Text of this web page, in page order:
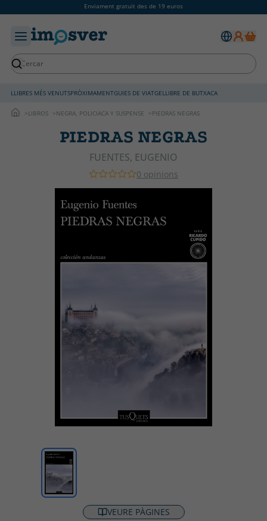
Enviament gratuït des de 19 euros
LLIBRES MÉS VENUTSPRÒXIMAMENTGUIES DE VIATGELLIBRE DE BUTXACA
LIBROS NEGRA, POLICIACA Y SUSPENSE PIEDRAS NEGRAS
PIEDRAS NEGRAS
FUENTES, EUGENIO
0 opinions
VEURE PÀGINES